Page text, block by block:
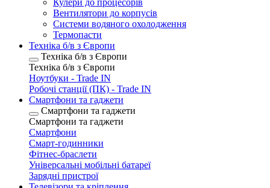
Кулери до процесорів
Вентилятори до корпусів
Системи водяного охолодження
Термопасти
Техніка б/в з Європи
Техніка б/в з Європи
Техніка б/в з Європи
Ноутбуки - Trade IN
Робочі станції (ПК) - Trade IN
Смартфони та гаджети
Смартфони та гаджети
Смартфони та гаджети
Смартфони
Смарт-годинники
Фітнес-браслети
Універсальні мобільні батареї
Зарядні пристрої